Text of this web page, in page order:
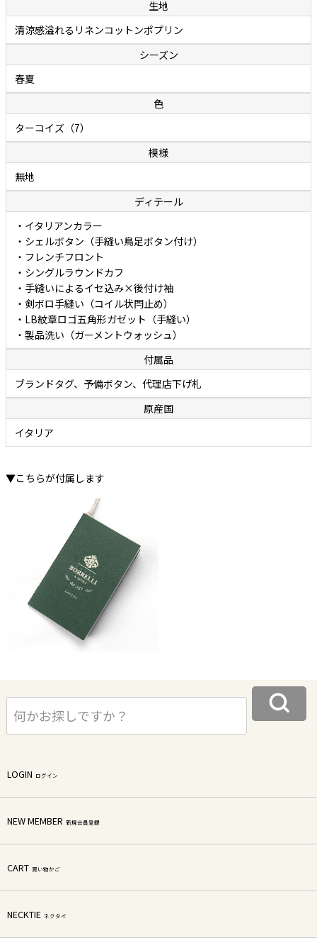
厳選されたリネンとコットンの二者混素材を原料にした細番手糸を負
荷がかからないように低速で織り上げたポプリンは、涼しげな風合い
とさらっとした爽やかな肌触りを合わせ持ち、汗でベトつきにくく
（生地が肌に張り付きにくく）夏でも快適に着用できることが特徴で
す。さりげない節（ふし）のある涼しげな表情ですが、実際にはリネ
ンの混率は約半分なので、リネン100%に比べて深いシワが入りにくく
扱いやすいこともポイントです。爽やかさの中にも優しさが感じられ
る、リネンとコットン両者の持ち味がよく表れた秀逸ファブリックで
ボレッリのカジュアルシャツには、洗い（ウォッシュ）が施されてい
ます。洗いを施すことで生地のコシが程よく抜け、独特なやわらかさ
と肌に馴染むタッチが生み出されています。面倒なアイロン掛けは不
要。洗いざらしでカッコよく着ていただけます。
生地
清涼感溢れるリネンコットンポプリン
シーズン
春夏
色
ターコイズ（7）
模様
無地
ディテール
・イタリアンカラー
・シェルボタン（手縫い鳥足ボタン付け）
・フレンチフロント
・シングルラウンドカフ
・手縫いによるイセ込み×後付け袖
・剣ボロ手縫い（コイル状閂止め）
・LB紋章ロゴ五角形ガゼット（手縫い）
・製品洗い（ガーメントウォッシュ）
付属品
ブランドタグ、予備ボタン、代理店下げ札
原産国
イタリア
▼こちらが付属します
LOGIN ログイン
NEW MEMBER 新規会員登録
CART 買い物かご
NECKTIE ネクタイ